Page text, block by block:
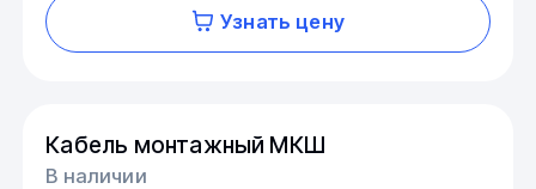
Узнать цену
Кабель монтажный МКШ
В наличии